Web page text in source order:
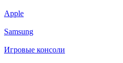
Apple
Samsung
Игровые консоли